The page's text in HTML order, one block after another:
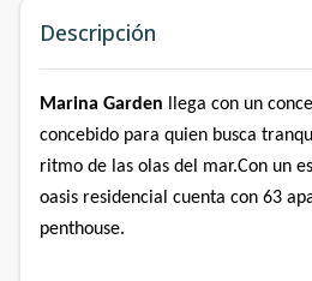
Descripción
Marina Garden
llega con un
concebido para quien busca
ritmo de las olas del mar.Con un
oasis residencial cuenta con 63
penthouse.